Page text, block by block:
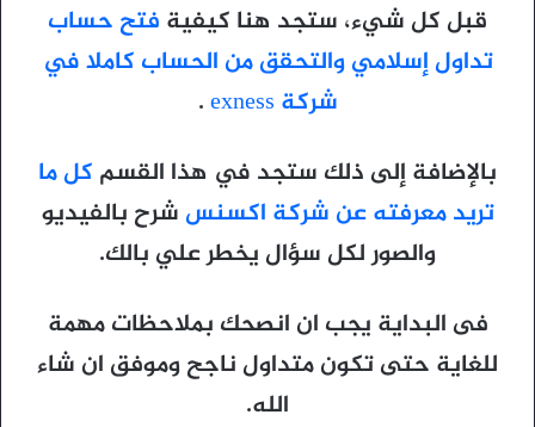
قبل كل شيء، ستجد هنا كيفية فتح حساب
تداول إسلامي والتحقق من الحساب كاملا في
شركة exness
.
بالإضافة إلى ذلك ستجد في هذا القسم كل ما
تريد معرفته عن شركة اكسنس شرح بالفيديو
والصور لكل سؤال يخطر علي بالك.
فى البداية يجب ان انصحك بملاحظات مهمة
للغاية حتى تكون متداول ناجح وموفق ان شاء
الله.